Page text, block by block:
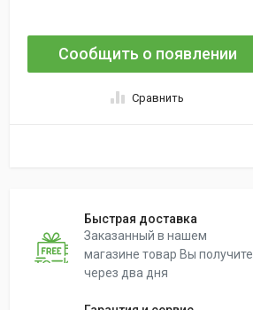
Сообщить о появлении
Сравнить
Быстрая доставка
Заказанный в нашем
магазине товар Вы получите
через два дня